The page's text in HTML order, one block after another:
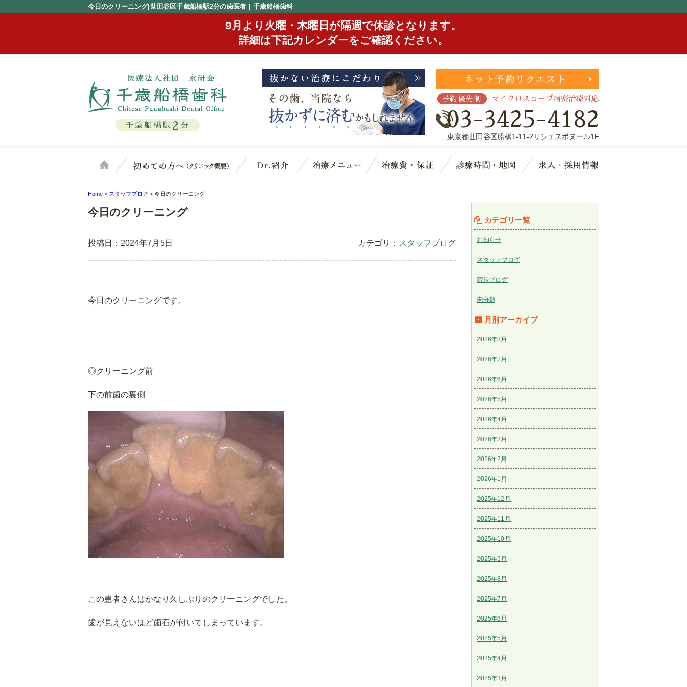
今日のクリーニング|世田谷区千歳船橋駅2分の歯医者｜千歳船橋歯科
9月より火曜・木曜日が隔週で休診となります。
詳細は下記カレンダーをご確認ください。
千歳船橋駅 2 分
予約優先制 マイクロスコープ精密治療対応
03-3425-4182
東京都世田谷区船橋1-11-2リシェスボヌール1F
ホーム クリニック概要(初めての方へ)
スタッフ紹介 治療メニュー 治療費・保証 診療時間・地図
Home > スタッフブログ > 今日のクリーニング
今日のクリーニング
投稿日：2024年7月5日 カテゴリ： スタッフブログ
今日のクリーニングです。
◎クリーニング前
下の前歯の裏側
この患者さんはかなり久しぶりのクリーニングでした。
歯が見えないほど歯石が付いてしまっています。
カテゴリ一覧
お知らせ
スタッフブログ
院長ブログ
未分類
月別アーカイブ
2026年8月
2026年7月
2026年6月
2026年5月
2026年4月
2026年3月
2026年2月
2026年1月
2025年12月
2025年11月
2025年10月
2025年9月
2025年8月
2025年7月
2025年6月
2025年5月
2025年4月
2025年3月